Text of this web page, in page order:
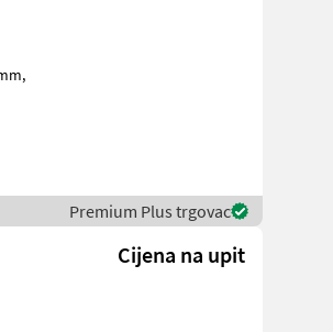
Premium Plus trgovac
Cijena na upit